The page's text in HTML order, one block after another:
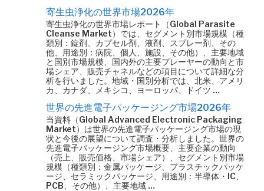
寄生虫浄化の世界市場2026年
寄生虫浄化の世界市場レポート（Global Parasite
Cleanse Market）では、セグメント別市場規模（種
類別：錠剤、カプセル剤、液剤、スプレー剤、その
他、用途別：病院、個人、施設、その他）、主要地域
と国別市場規模、国内外の主要プレーヤーの動向と市
場シェア、販売チャネルなどの項目について詳細な分
析を行いました。地域・国別分析では、北米、アメリ
カ、カナダ、メキシコ、ヨーロッパ、ドイツ …
世界の先進電子パッケージング市場2026年
当資料（Global Advanced Electronic Packaging
Market）は世界の先進電子パッケージング市場の現
状と今後の展望について調査・分析しました。世界の
先進電子パッケージング市場概要、主要企業の動向
（売上、販売価格、市場シェア）、セグメント別市場
規模（種類別：金属パッケージ、プラスチックパッケ
ージ、セラミックパッケージ、用途別：半導体・IC、
PCB、その他）、主要地域 …